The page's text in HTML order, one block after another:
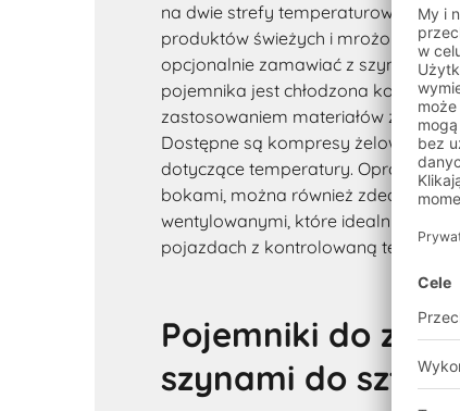
na dwie strefy temperaturowe, co
produktów świeżych i mrożonych.
opcjonalnie zamawiać z szynami do
pojemnika jest chłodzona
zastosowaniem materiałów
Dostępne są kompresy żelowe
dotyczące temperatury. Oprócz
bokami, można również
wentylowanymi, które idealnie
pojazdach z kontrolowaną
Pojemniki do
szynami do